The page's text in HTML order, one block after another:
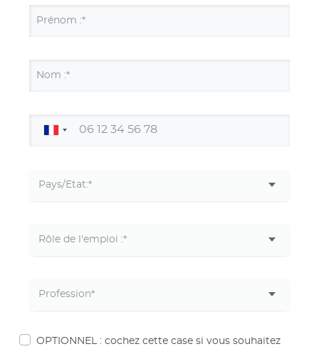
Prénom :*
Nom :*
OPTIONNEL : cochez cette case si vous souhaitez